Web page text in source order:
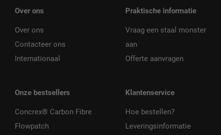
Over ons
Over ons
Contacteer ons
Internationaal
Onze bestsellers
Concrex® Carbon Fibre
Flowpatch
Praktische informatie
Vraag een staal monster
aan
Offerte aanvragen
Klantenservice
Hoe bestellen?
Leveringsinformatie